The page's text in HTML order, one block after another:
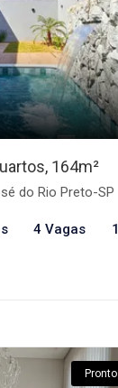
164m²
do Rio Preto-SP
4 Vagas